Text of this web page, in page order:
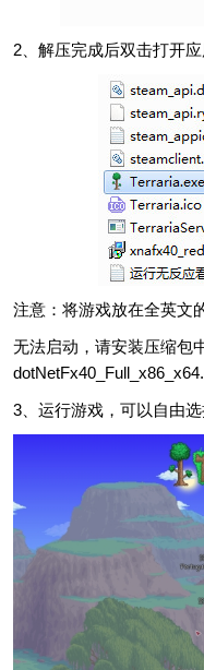
2、解压完成后双击打开
注意：将游戏放在全英文
无法启动，请安装压缩包
3、运行游戏，可以自由